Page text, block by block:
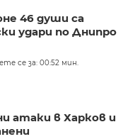
46 души са
удари по Днипро
се за: 00:52 мин.
атаки в Харков и